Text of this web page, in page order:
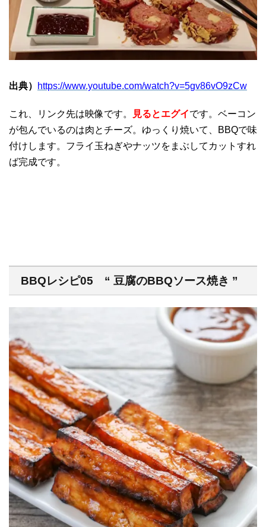
出典） https://www.youtube.com/watch?v=5gv86vO9zCw
これ、リンク先は映像です。 見るとエグイです。ベーコン
が包んでいるのは肉とチーズ。ゆっくり焼いて、BBQで味
付けします。フライ玉ねぎやナッツをまぶしてカットすれ
ば完成です。
BBQレシピ05 “ 豆腐のBBQソース焼き ”